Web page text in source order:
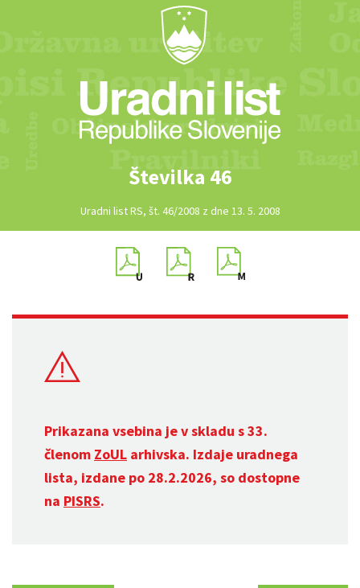
Številka 46
Uradni list RS, št. 46/2008 z dne 13. 5. 2008
Prikazana vsebina je v skladu s 33.
členom ZoUL arhivska. Izdaje uradnega
lista, izdane po 28.2.2026, so dostopne
na PISRS.